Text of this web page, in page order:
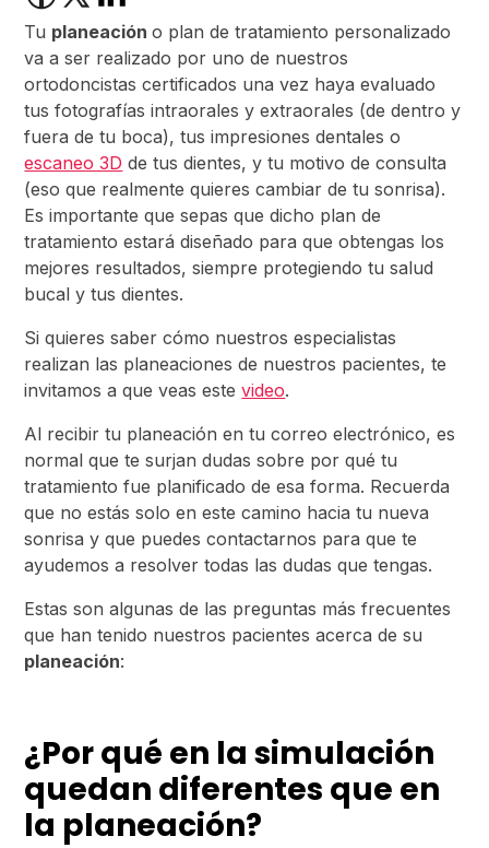
Tu planeacióno plan de tratamiento personalizado
va a ser realizado por uno de nuestros
ortodoncistas certificados una vez haya evaluado
tus fotografías intraorales y extraorales (de dentro y
fuera de tu boca), tus impresiones dentales o
escaneo 3D de tus dientes, y tu motivo de consulta
(eso que realmente quieres cambiar de tu sonrisa).
Es importante que sepas que dicho plan de
tratamiento estará diseñado para que obtengas los
mejores resultados, siempre protegiendo tu salud
bucal y tus dientes.
Si quieres saber cómo nuestros especialistas
realizan las planeaciones de nuestros pacientes, te
invitamos a que veas estevideo.
Al recibir tu planeación en tu correo electrónico, es
normal que te surjan dudas sobre por qué tu
tratamiento fue planificado de esa forma. Recuerda
que no estás solo en este camino hacia tu nueva
sonrisa y que puedes contactarnos para que te
ayudemos a resolver todas las dudas que tengas.
Estas son algunas de las preguntas más frecuentes
que han tenido nuestros pacientes acerca de su
planeación:
¿Por qué en la simulación
quedan diferentes que en
la planeación?